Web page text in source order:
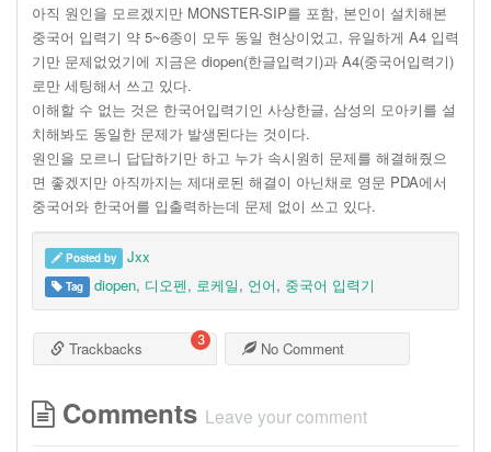
아직 원인을 모르겠지만 MONSTER-SIP를 포함, 본인이 설치해본
중국어 입력기 약 5~6종이 모두 동일 현상이었고, 유일하게 A4 입력
기만 문제없었기에 지금은 diopen(한글입력기)과 A4(중국어입력기)
로만 세팅해서 쓰고 있다.
이해할 수 없는 것은 한국어입력기인 사상한글, 삼성의 모아키를 설
치해봐도 동일한 문제가 발생된다는 것이다.
원인을 모르니 답답하기만 하고 누가 속시원히 문제를 해결해줬으
면 좋겠지만 아직까지는 제대로된 해결이 아닌채로 영문 PDA에서
중국어와 한국어를 입출력하는데 문제 없이 쓰고 있다.
Posted by Jxx
Tag diopen, 디오펜, 로케일, 언어, 중국어 입력기
Trackbacks 3 No Comment
Comments Leave your comment